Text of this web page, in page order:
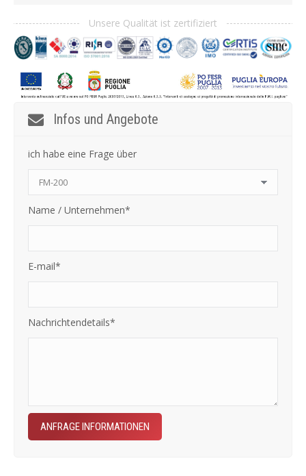
Unsere Qualität ist zertifiziert
Infos und Angebote
ich habe eine Frage über
Name / Unternehmen*
E-mail*
Nachrichtendetails*